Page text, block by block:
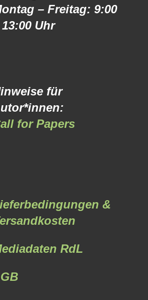
– Freitag: 9:00
Uhr
für
for Papers
&
RdL